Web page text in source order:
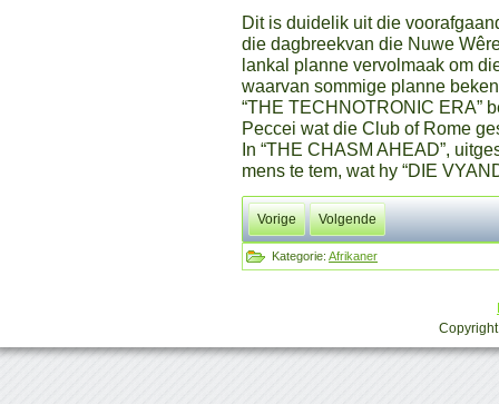
Dit is duidelik uit die
die dagbreekvan die Nuwe
lankal planne vervolmaak om
waarvan sommige planne
“THE TECHNOTRONIC ERA”
Peccei wat die Club of Rome
In “THE CHASM AHEAD”,
mens te tem, wat hy “DIE
Vorige Volgende
Kategorie: Afrikaner